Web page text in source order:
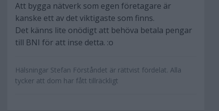
Att bygga nätverk som egen företagare är
kanske ett av det viktigaste som finns.
Det känns lite onödigt att behöva betala pengar
till BNI för att inse detta. :o
Hälsningar Stefan Förståndet är rättvist fördelat. Alla
tycker att dom har fått tillräckligt